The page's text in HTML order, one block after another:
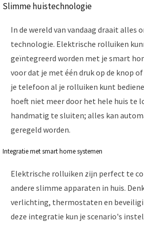
Slimme huistechnologie
In de wereld van vandaag draait alles
technologie. Elektrische rolluiken
geïntegreerd worden met je smart
voor dat je met één druk op de knop
je telefoon al je rolluiken kunt
hoeft niet meer door het hele huis te
handmatig te sluiten; alles kan
geregeld worden.
Integratie met smart home systemen
Elektrische rolluiken zijn perfect te
andere slimme apparaten in huis.
verlichting, thermostaten en
deze integratie kun je scenario's